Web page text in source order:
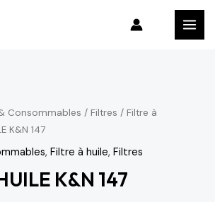
Consommables / Filtres / Filtre à
K&N 147
, Filtre à huile, Filtres
K&N 147